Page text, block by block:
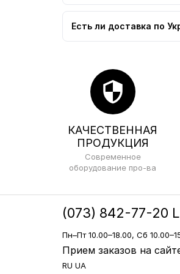
Есть ли доставка по
security
КАЧЕСТВЕННАЯ
ПРОДУКЦИЯ
Современное
оборудование про-ва
(073) 842-77-20
Пн–Пт 10.00–18.00, Сб
Прием заказов на
RU UA